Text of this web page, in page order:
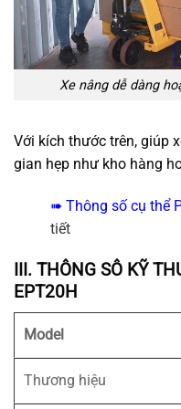
Xe nâng dễ dàng
Với kích thước trên, giúp
gian hẹp như kho hàng
➠ Thông số cụ thể
tiết
III. THÔNG SÔ KỸ
EPT20H
Model
Thương hiệu